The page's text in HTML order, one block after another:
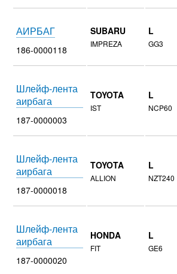
АИРБАГ
186-0000118
SUBARU
IMPREZA
L
GG3
Шлейф-лента
аирбага
187-0000003
TOYOTA
IST
L
NCP60
Шлейф-лента
аирбага
187-0000018
TOYOTA
ALLION
L
NZT240
Шлейф-лента
аирбага
187-0000020
HONDA
FIT
L
GE6